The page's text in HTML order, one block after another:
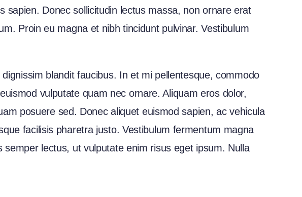
Donec sollicitudin lectus massa, non ornare erat
Proin eu magna et nibh tincidunt pulvinar. Vestibulum
blandit faucibus. In et mi pellentesque, commodo
vulputate quam nec ornare. Aliquam eros dolor,
posuere sed. Donec aliquet euismod sapien, ac vehicula
facilisis pharetra justo. Vestibulum fermentum magna
lectus, ut vulputate enim risus eget ipsum. Nulla